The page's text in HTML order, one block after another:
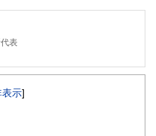
表
ル・プランニング技能士、特定
権相談員
等の相談員として、相続などの相
表示]